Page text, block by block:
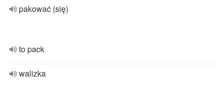
pakować (się)
to pack
walizka